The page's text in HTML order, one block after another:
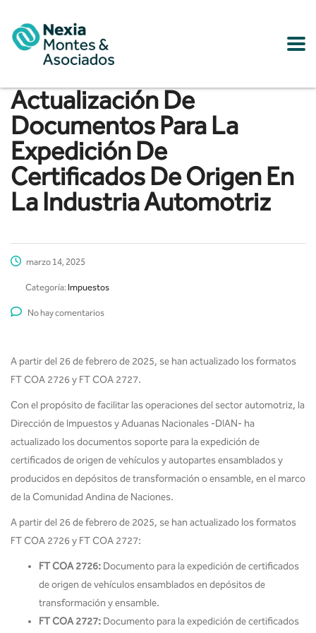
Actualización De
Documentos Para La
Expedición De
Certificados De Origen En
La Industria Automotriz
marzo 14, 2025
Categoría: Impuestos
No hay comentarios
A partir del 26 de febrero de 2025, se han actualizado los formatos
FT COA 2726 y FT COA 2727.
Con el propósito de facilitar las operaciones del sector automotriz, la
Dirección de Impuestos y Aduanas Nacionales -DIAN- ha
actualizado los documentos soporte para la expedición de
certificados de origen de vehículos y autopartes ensamblados y
producidos en depósitos de transformación o ensamble, en el marco
de la Comunidad Andina de Naciones.
A partir del 26 de febrero de 2025, se han actualizado los formatos
FT COA 2726 y FT COA 2727:
FT COA 2726: Documento para la expedición de certificados
de origen de vehículos ensamblados en depósitos de
transformación y ensamble.
FT COA 2727: Documento para la expedición de certificados